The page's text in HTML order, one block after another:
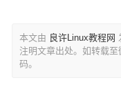
本文由 良许Linux教程网
注明文章出处。如转载
码。